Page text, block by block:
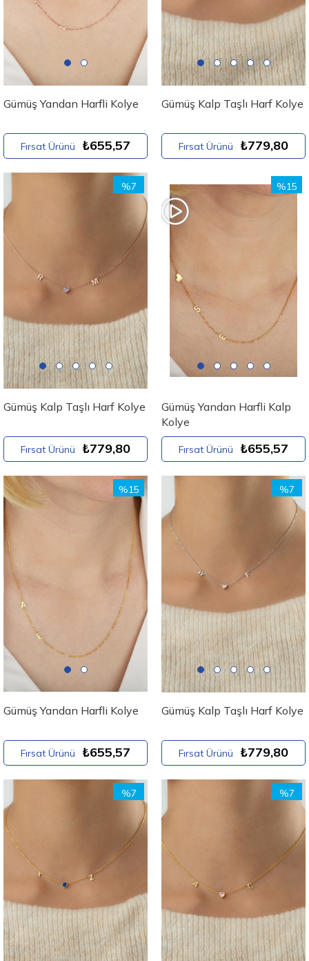
Gümüş Yandan Harfli Kolye
Fırsat Ürünü ₺655,57
Gümüş Kalp Taşlı Harf Kolye
Fırsat Ürünü ₺779,80
Gümüş Kalp Taşlı Harf Kolye
Fırsat Ürünü ₺779,80
%7
Gümüş Yandan Harfli Kalp
Kolye
Fırsat Ürünü ₺655,57
%15
Gümüş Yandan Harfli Kolye
Fırsat Ürünü ₺655,57
%15
Gümüş Kalp Taşlı Harf Kolye
Fırsat Ürünü ₺779,80
%7
%7 %7